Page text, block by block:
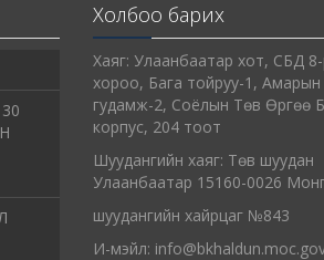
Холбоо барих
Хаяг: Улаанбаатар хот, СБД
хороо, Бага тойруу-1, Амарын
гудамж-2, Соёлын Төв Өргөө Б
корпус, 204 тоот
Шуудангийн хаяг: Төв шуудан
Улаанбаатар 15160-0026
шуудангийн хайрцаг №843
И-мэйл: